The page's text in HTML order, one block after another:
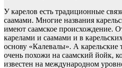
У карелов есть традиционные
саамами. Многие названия
имеют саамское происхождение.
карелами и саамами и в
основу «Калевалы». А
очень похожи на саамский йойк,
известен на международном